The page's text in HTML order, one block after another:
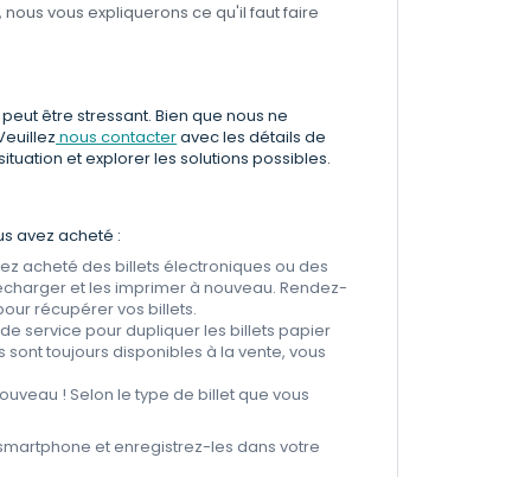
vous expliquerons ce qu'il faut faire
être stressant. Bien que nous ne
nous contacteravec les détails de
et explorer les solutions possibles.
avez acheté :
acheté des billets électroniques ou des
et les imprimer à nouveau. Rendez-
récupérer vos billets.
service pour dupliquer les billets papier
toujours disponibles à la vente, vous
! Selon le type de billet que vous
et enregistrez-les dans votre